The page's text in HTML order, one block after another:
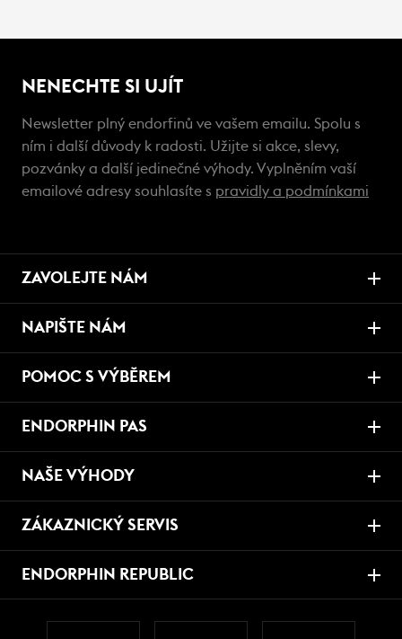
NENECHTE SI UJÍT
Newsletter plný endorfinů ve vašem emailu. Spolu s
ním i další důvody k radosti. Užijte si akce, slevy,
pozvánky a další jedinečné výhody. Vyplněním vaší
emailové adresy souhlasíte s pravidly a podmínkami
ZAVOLEJTE NÁM
NAPIŠTE NÁM
POMOC S VÝBĚREM
ENDORPHIN PAS
NAŠE VÝHODY
ZÁKAZNICKÝ SERVIS
ENDORPHIN REPUBLIC